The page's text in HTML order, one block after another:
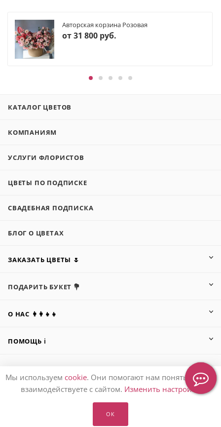
Авторская корзина Розовая
от31 800 руб.
КАТАЛОГ ЦВЕТОВ
КОМПАНИЯМ
УСЛУГИ ФЛОРИСТОВ
ЦВЕТЫ ПО ПОДПИСКЕ
СВАДЕБНАЯ ПОДПИСКА
БЛОГ О ЦВЕТАХ
ЗАКАЗАТЬ ЦВЕТЫ 🌷
ПОДАРИТЬ БУКЕТ 💐
О НАС 👩‍👩‍👧‍👧
ПОМОЩЬ ℹ️
ПОДПИСАТЬСЯ НА РАССЫЛКУ
Мы используем cookie. Они помогают нам понять, как вы
взаимодействуете с сайтом. Изменить настройки
ОК